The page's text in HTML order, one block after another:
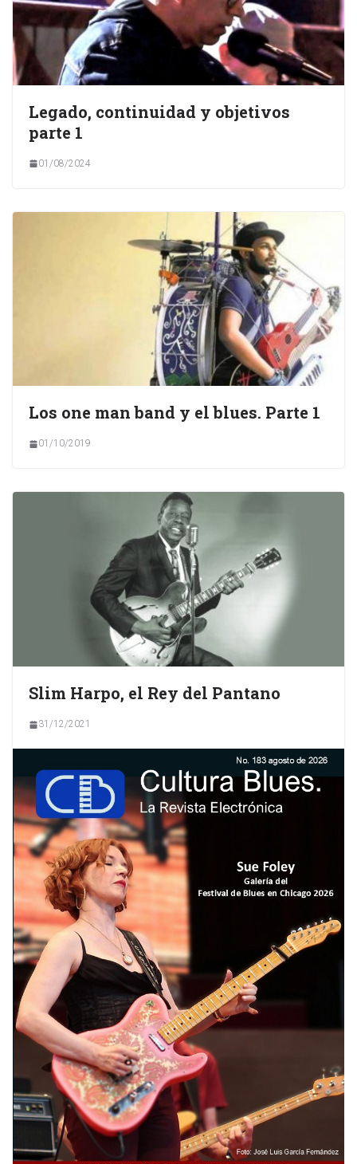
Legado, continuidad y objetivos
parte 1
01/08/2024
Los one man band y el blues. Parte 1
01/10/2019
Slim Harpo, el Rey del Pantano
31/12/2021